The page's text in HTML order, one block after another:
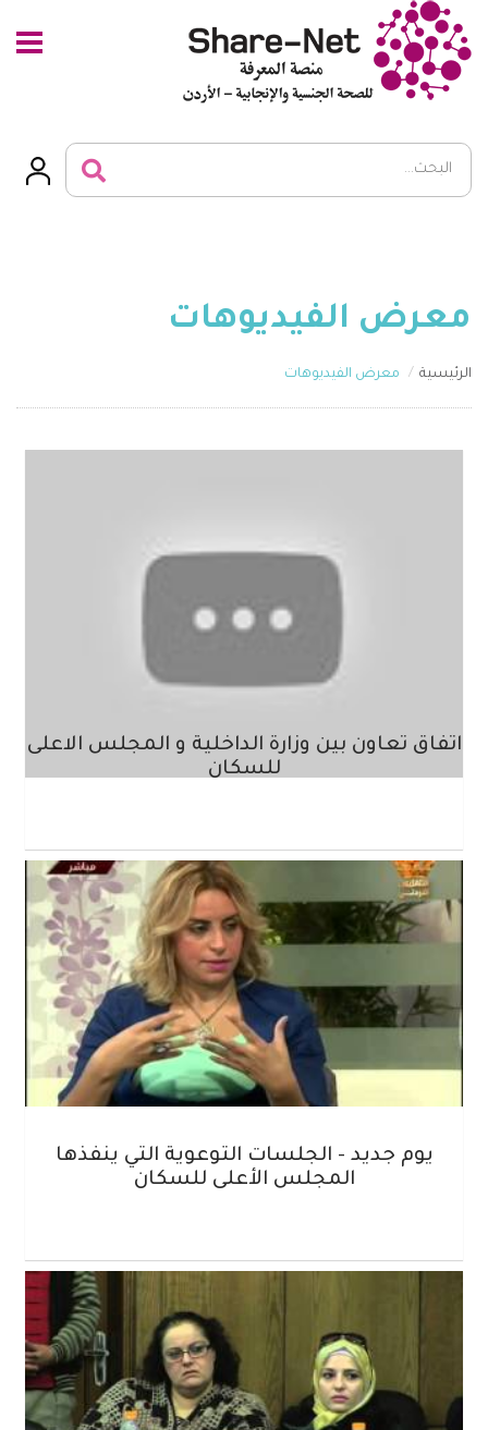
معرض الفيديوهات
الرئيسية معرض الفيديوهات
اتفاق تعاون بين وزارة الداخلية و المجلس الاعلى
للسكان
يوم جديد - الجلسات التوعوية التي ينفذها
المجلس الأعلى للسكان